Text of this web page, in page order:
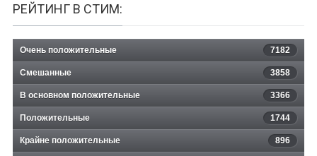
РЕЙТИНГ В СТИМ:
Очень положительные 7182
Смешанные 3858
В основном положительные 3366
Положительные 1744
Крайне положительные 896